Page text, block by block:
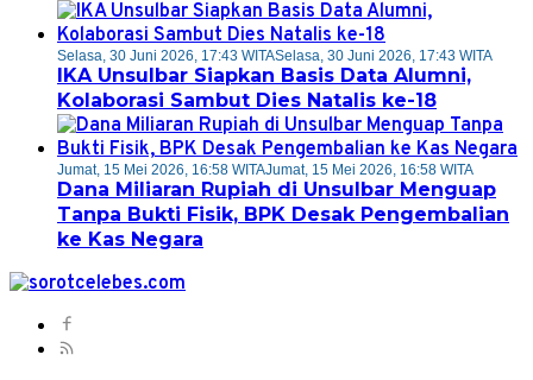
Selasa, 30 Juni 2026, 17:43 WITASelasa, 30 Juni 2026, 17:43 WITA
IKA Unsulbar Siapkan Basis Data Alumni,
Kolaborasi Sambut Dies Natalis ke-18
Jumat, 15 Mei 2026, 16:58 WITAJumat, 15 Mei 2026, 16:58 WITA
Dana Miliaran Rupiah di Unsulbar Menguap
Tanpa Bukti Fisik, BPK Desak Pengembalian
ke Kas Negara